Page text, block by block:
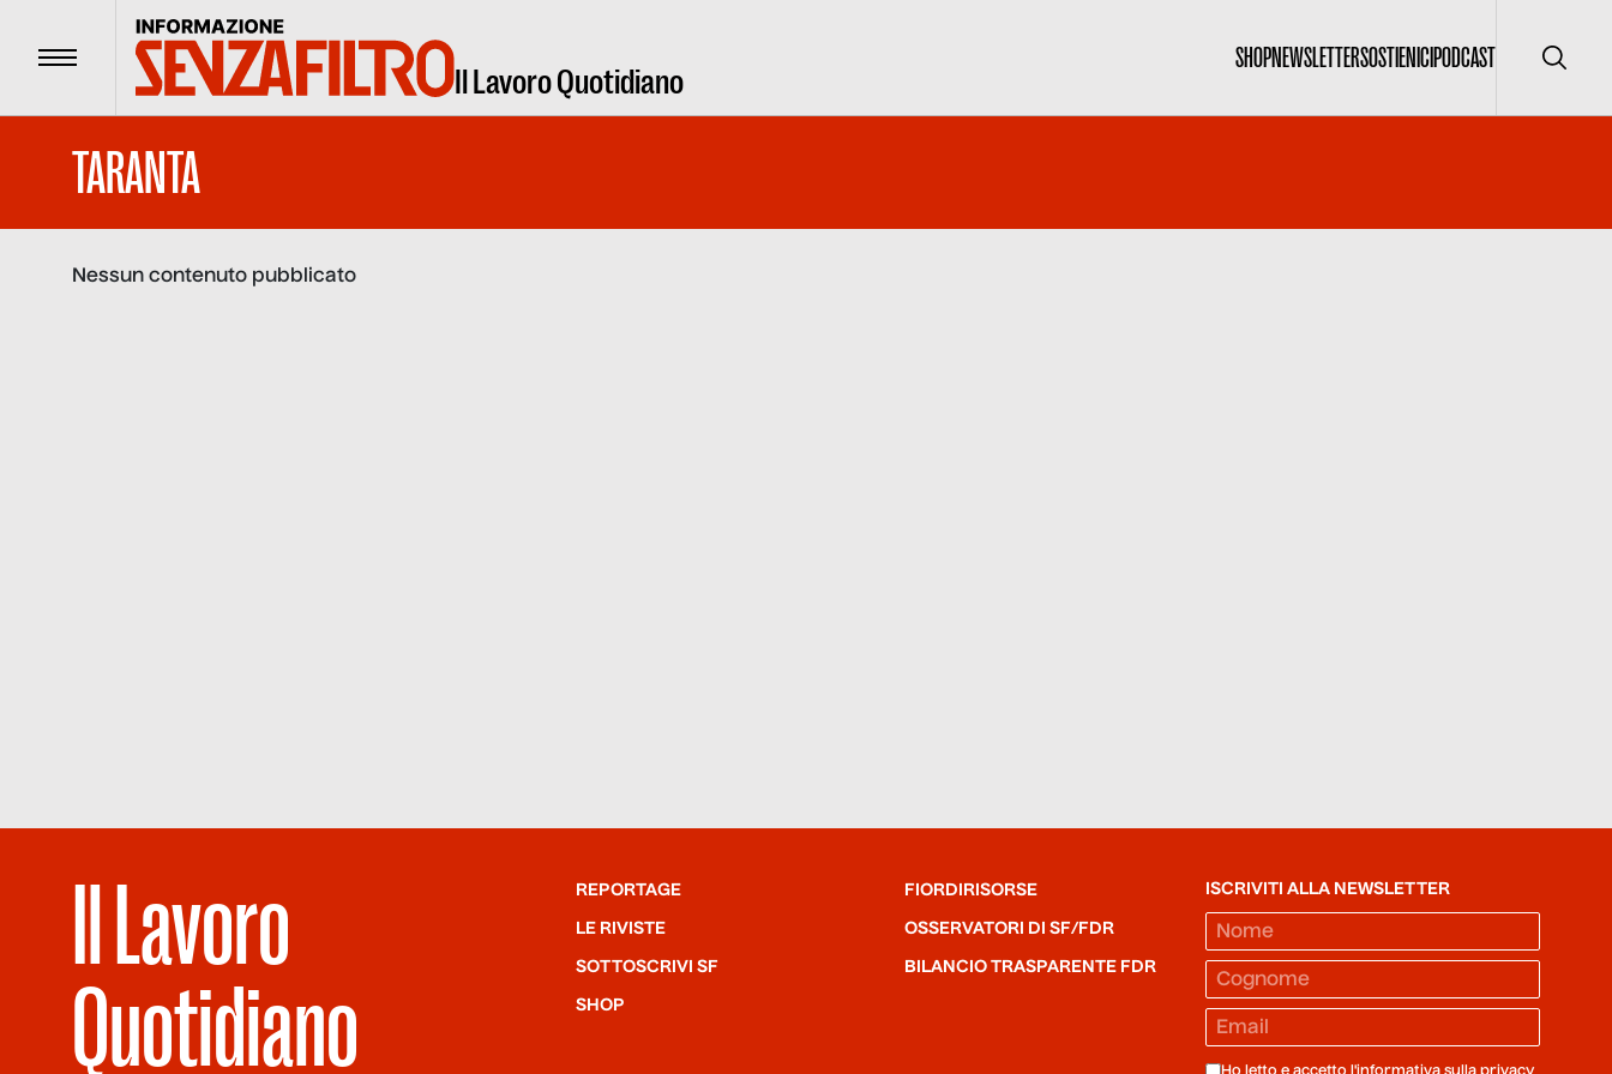
Menu Il Lavoro Quotidiano
SHOPNEWSLETTERSOSTIENICIPODCAST Cerca
TARANTA
Nessun contenuto pubblicato
Il Lavoro
Quotidiano
REPORTAGE
LE RIVISTE
SOTTOSCRIVI SF
SHOP
FIORDIRISORSE
OSSERVATORI DI SF/FDR
BILANCIO TRASPARENTE FDR
ISCRIVITI ALLA NEWSLETTER